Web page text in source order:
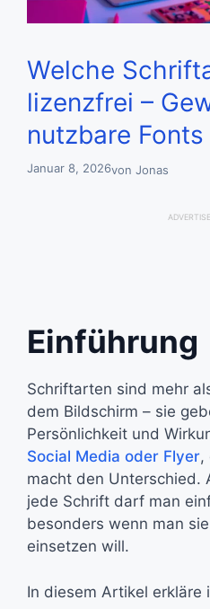
Welche
lizenzfrei –
nutzbare Fonts
Januar 8, 2026von Jonas
Einführung
Schriftarten sind mehr
dem Bildschirm – sie
Persönlichkeit und
Social Media oder Flyer,
macht den Unterschied.
jede Schrift darf man
besonders wenn man sie
einsetzen will.
In diesem Artikel erkläre